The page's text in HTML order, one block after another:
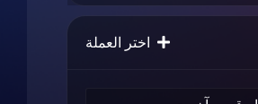
اختر العملة